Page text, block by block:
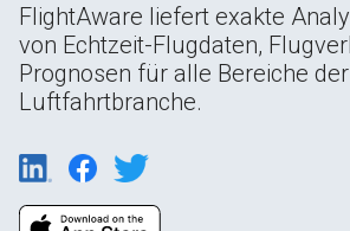
FlightAware liefert exakte
von Echtzeit-Flugdaten,
Prognosen für alle Bereiche der
Luftfahrtbranche.